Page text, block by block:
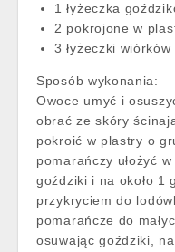
1 łyżeczka
2 pokrojone w
3 łyżeczki
Sposób wykonania:
Owoce umyć i
obrać ze skóry
pokroić w plastry o
pomarańczy ułożyć
goździki i na około 1
przykryciem do
pomarańcze do
osuwając goździki,